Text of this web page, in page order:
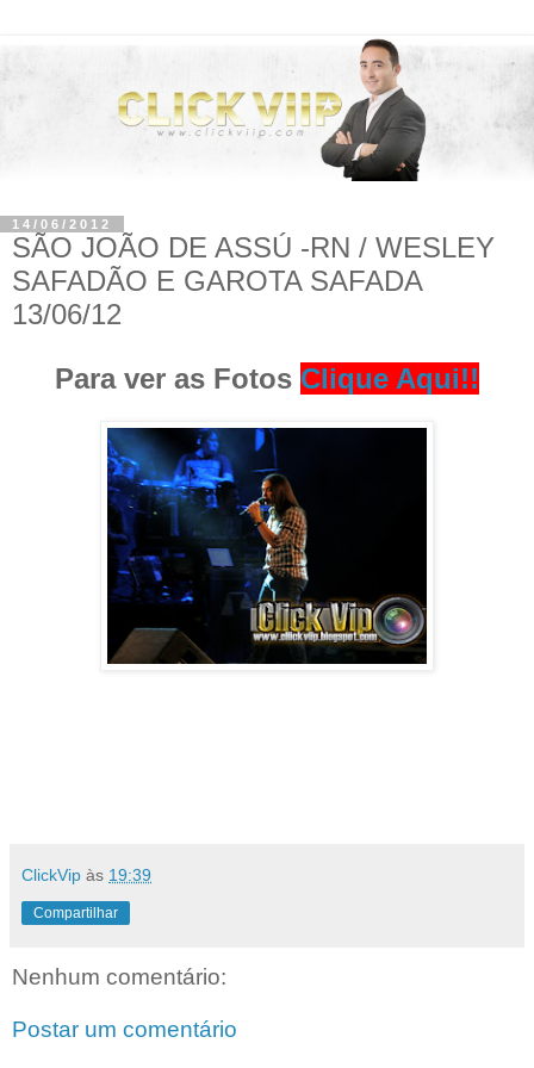
14/06/2012
SÃO JOÃO DE ASSÚ -RN / WESLEY
SAFADÃO E GAROTA SAFADA
13/06/12
Para ver as Fotos Clique Aqui!!
ClickVip às 19:39
Compartilhar
Nenhum comentário:
Postar um comentário